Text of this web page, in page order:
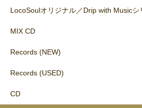
LocoSoulオリジナル／Drip with Musicシ
MIX CD
Records (NEW)
Records (USED)
CD